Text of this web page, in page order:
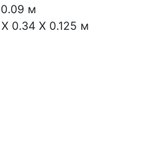
м
0.34 X 0.125 м